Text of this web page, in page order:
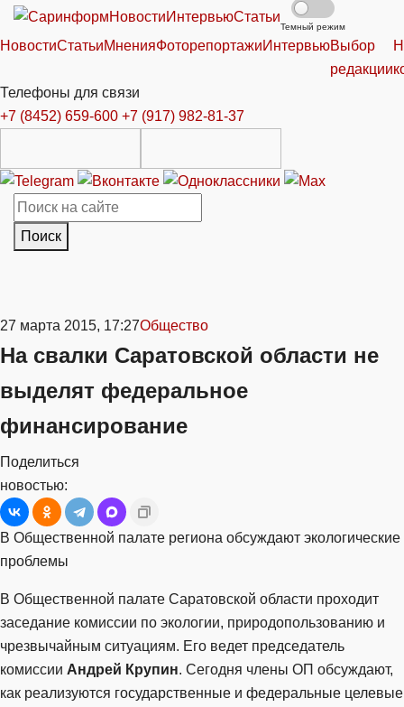
НовостиИнтервьюСтатьи
Темный режим
НовостиСтатьиМненияФоторепортажиИнтервьюВыбор
редакции
Телефоны для связи
+7 (8452) 659-600 +7 (917) 982-81-37
Поиск
27 марта 2015, 17:27Общество
На свалки Саратовской области не
выделят федеральное
финансирование
Поделиться
новостью:
В Общественной палате региона обсуждают экологические
проблемы
В Общественной палате Саратовской области проходит
заседание комиссии по экологии, природопользованию и
чрезвычайным ситуациям. Его ведет председатель
комиссии Андрей Крупин. Сегодня члены ОП обсуждают,
как реализуются государственные и федеральные целевые